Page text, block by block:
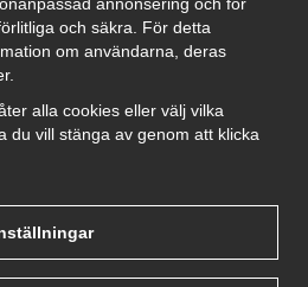
och säkra. För detta
om användarna, deras
alla cookies eller välj vilka
du vill stänga av genom att klicka